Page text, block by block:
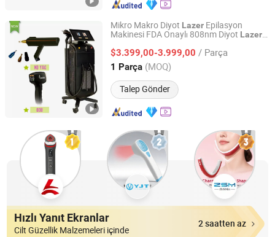
Mikro Makro Diyot Lazer Epilasyon
Makinesi FDA Onaylı 808nm Diyot Lazer
LazerEpilasyon İncelemesi
$3.399,00-3.999,00 / Parça
1 Parça (MOQ)
Talep Gönder
Weifang KM Electronics Co., Ltd.
Shandong, China Fiyat 2010
Hızlı Yanıt Ekranlar
Cilt Güzellik Malzemeleri içinde
2 saatten az